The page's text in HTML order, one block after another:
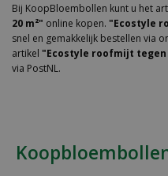
Bij KoopBloembollen kunt u het
20 m²" online kopen. "Ecostyle
snel en gemakkelijk bestellen via
artikel "Ecostyle roofmijt tegen
via PostNL.